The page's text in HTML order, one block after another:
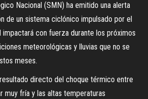
Nacional (SMN) ha emitido una alerta
de un sistema ciclónico impulsado por el
impactará con fuerza durante los próximos
meteorológicas y lluvias que no se
meses.
directo del choque térmico entre
muy fría y las altas temperaturas